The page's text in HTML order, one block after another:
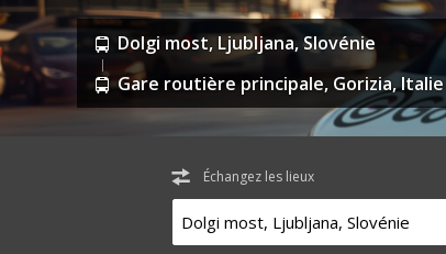
Dolgi most, Ljubljana, Slovénie
Gare routière principale, Gorizia, Italie
Échangez les lieux